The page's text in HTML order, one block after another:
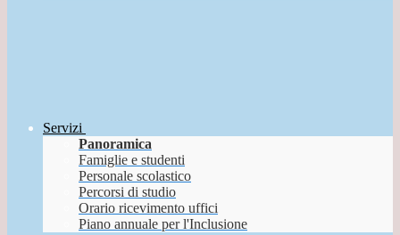
Servizi
Panoramica
Famiglie e studenti
Personale scolastico
Percorsi di studio
Orario ricevimento uffici
Piano annuale per l'Inclusione